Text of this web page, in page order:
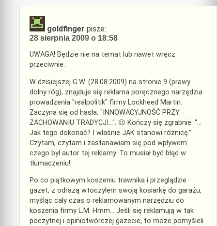
goldfinger pisze:
28 sierpnia 2009 o 18:58
UWAGA! Będzie nie na temat lub nawet wręcz
przeciwnie.
W dzisiejszej G.W. (28.08.2009) na stronie 9 (prawy
dolny róg), znajduje się reklama poręcznego narzędzia
prowadzenia "realpolitik" firmy Lockheed Martin.
Zaczyna się od hasła: "INNOWACYJNOŚĆ PRZY
ZACHOWANIU TRADYCJI…". 😉 Kończy się zgrabnie: "…
Jak tego dokonać? I właśnie JAK stanowi różnicę."
Czytam, czytam i zastanawiam się pod wpływem
czego był autor tej reklamy. To musiał być błąd w
tłumaczeniu!
Po co piątkowym koszeniu trawnika i przeglądzie
gazet, z odrazą wtoczyłem swoją kosiarkę do garażu,
myśląc cały czas o reklamowanym narzędziu do
koszenia firmy L.M. Hmm… Jeśli się reklamują w tak
poczytnej i opiniotwórczej gazecie, to może pomyśleli